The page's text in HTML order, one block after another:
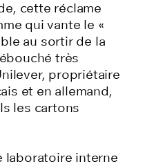
cette réclame
qui vante le «
au sortir de la
très
propriétaire
et en allemand,
les cartons
laboratoire interne